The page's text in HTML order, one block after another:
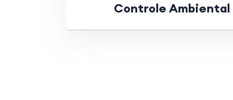
Controle Ambiental